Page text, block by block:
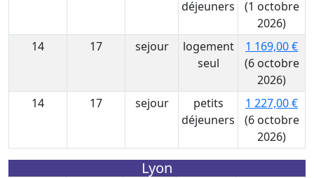
déjeuners
(1 octobre
2026)
14
17 sejour
logement
seul
1 169,00 €
(6 octobre
2026)
14
17 sejour
petits
déjeuners
1 227,00 €
(6 octobre
2026)
Lyon